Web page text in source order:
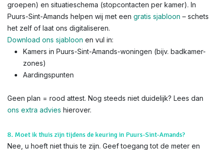
groepen) en situatieschema (stopcontacten per kamer). In
Puurs-Sint-Amands helpen wij met een gratis sjabloon – schets
het zelf of laat ons digitaliseren.
Download ons sjabloon en vul in:
Kamers in Puurs-Sint-Amands-woningen (bijv. badkamer-
zones)
Aardingspunten
Geen plan = rood attest. Nog steeds niet duidelijk? Lees dan
ons extra advies hierover.
8. Moet ik thuis zijn tijdens de keuring in Puurs-Sint-Amands?
Nee, u hoeft niet thuis te zijn. Geef toegang tot de meter en